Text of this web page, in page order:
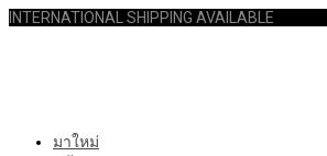
INTERNATIONAL SHIPPING AVAILABLE
มาใหม่